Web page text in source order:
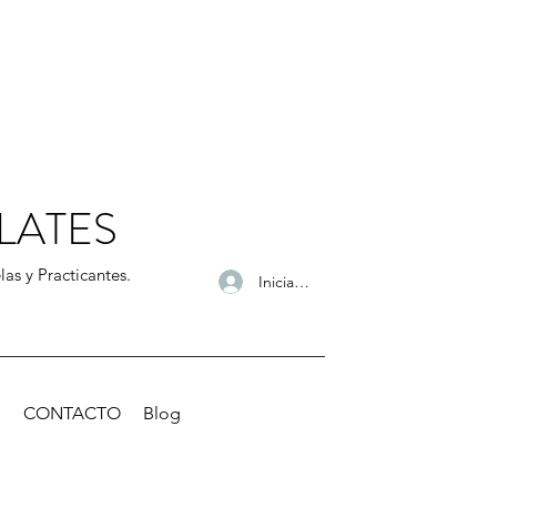
y Practicantes.
Iniciar sesión
CONTACTO Blog